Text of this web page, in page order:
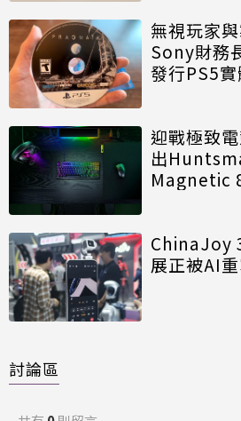
無視玩家
Sony財務
發行PS5
迎戰極致
出
Magnetic
ChinaJoy
展正被AI
討論區